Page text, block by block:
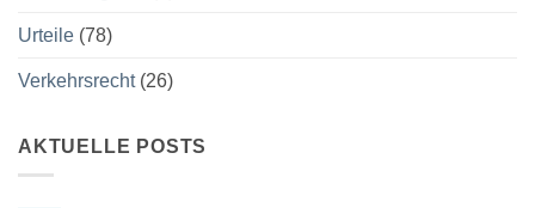
Urteile (78)
Verkehrsrecht(26)
AKTUELLE POSTS